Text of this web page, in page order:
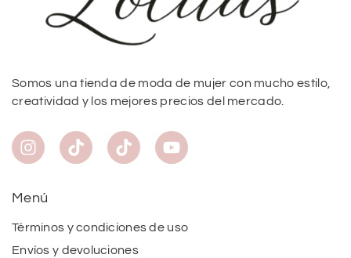
Somos una tienda de moda de mujer con mucho estilo,
creatividad y los mejores precios del mercado.
Menú
Términos y condiciones de uso
Envíos y devoluciones